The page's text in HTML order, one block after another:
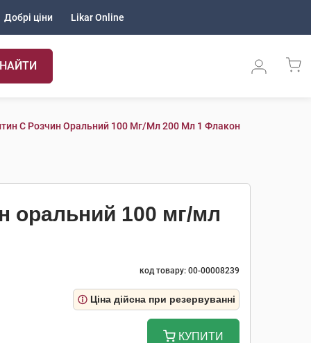
Добрі ціни Likar Online
С Розчин Оральний 100 Мг/мл 200 Мл 1 Флакон
оральний 100 мг/мл
код товару: 00-00008239
Ціна дійсна при резервуванні
КУПИТИ